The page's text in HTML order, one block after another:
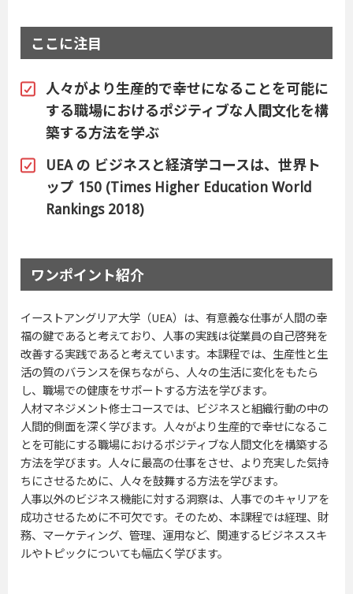
ここに注目
人々がより生産的で幸せになることを可能に
する職場におけるポジティブな人間文化を構
築する方法を学ぶ
UEA の ビジネスと経済学コースは、世界ト
ップ 150 (Times Higher Education World
Rankings 2018)
ワンポイント紹介
イーストアングリア大学（UEA）は、有意義な仕事が人間の幸
福の鍵であると考えており、人事の実践は従業員の自己啓発を
改善する実践であると考えています。本課程では、生産性と生
活の質のバランスを保ちながら、人々の生活に変化をもたら
し、職場での健康をサポートする方法を学びます。
人材マネジメント修士コースでは、ビジネスと組織行動の中の
人間的側面を深く学びます。人々がより生産的で幸せになるこ
とを可能にする職場におけるポジティブな人間文化を構築する
方法を学びます。人々に最高の仕事をさせ、より充実した気持
ちにさせるために、人々を鼓舞する方法を学びます。
人事以外のビジネス機能に対する洞察は、人事でのキャリアを
成功させるために不可欠です。そのため、本課程では経理、財
務、マーケティング、管理、運用など、関連するビジネススキ
ルやトピックについても幅広く学びます。